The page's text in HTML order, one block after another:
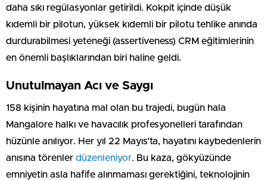
daha sıkı regülasyonlar getirildi. Kokpit içinde düşük
kıdemli bir pilotun, yüksek kıdemli bir pilotu tehlike anında
durdurabilmesi yeteneği (assertiveness) CRM eğitimlerinin
en önemli başlıklarından biri haline geldi.
Unutulmayan Acı ve Saygı
158 kişinin hayatına mal olan bu trajedi, bugün hala
Mangalore halkı ve havacılık profesyonelleri tarafından
hüzünle anılıyor. Her yıl 22 Mayıs’ta, hayatını kaybedenlerin
anısına törenler düzenleniyor. Bu kaza, gökyüzünde
emniyetin asla hafife alınmaması gerektiğini, teknolojinin